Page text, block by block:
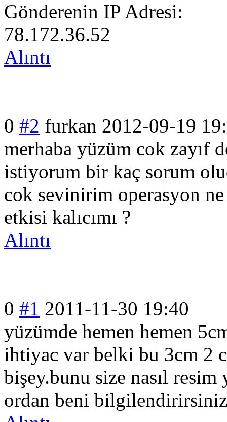
Gönderenin IP Adresi:
78.172.36.52
Alıntı
0 #2 furkan 2012-09-19
merhaba yüzüm cok zayıf
istiyorum bir kaç sorum
cok sevinirim operasyon
etkisi kalıcımı ?
Alıntı
0 #1 2011-11-30 19:40
yüzümde hemen hemen
ihtiyac var belki bu 3cm 2
bişey.bunu size nasıl
ordan beni bilgilendirirsi